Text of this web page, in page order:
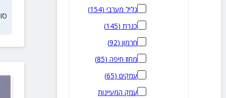
גליל מערבי (
154
)
כנרת (
145
)
חרמון (
92
)
מחוז חיפה (
85
)
עמקים (
65
)
עמק המעיינות